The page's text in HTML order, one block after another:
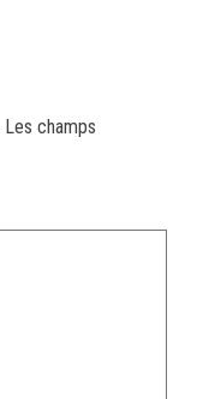
Les champs